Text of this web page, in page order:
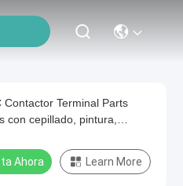
Contactor Terminal Parts
con cepillado, pintura,
Ahora Learn More